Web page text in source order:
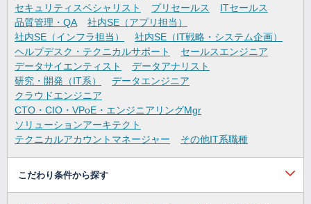
セキュリティスペシャリスト
プリセールス
ITセールス
品質管理・QA
社内SE（アプリ担当）
社内SE（インフラ担当）
社内SE（IT戦略・システム企画）
ヘルプデスク・テクニカルサポート
セールスエンジニア
データサイエンティスト
データアナリスト
研究・開発（IT系）
データエンジニア
クラウドエンジニア
CTO・CIO・VPoE・エンジニアリングMgr
ソリューションアーキテクト
テクニカルアカウントマネージャー
その他IT系職種
こだわり条件から探す